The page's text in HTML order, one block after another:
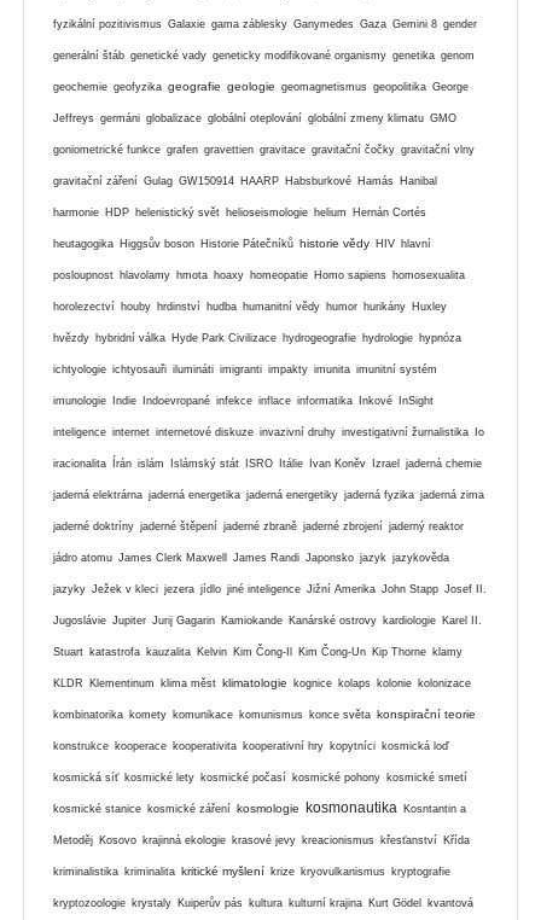
fyzikální pozitivismus Galaxie gama záblesky Ganymedes Gaza Gemini 8 gender
generální štáb genetické vady geneticky modifikované organismy genetika genom
geochemie geofyzika geografie geologie geomagnetismus geopolitika George
Jeffreys germáni globalizace globální oteplování globální zmeny klimatu GMO
goniometrické funkce grafen gravettien gravitace gravitační čočky gravitační vlny
gravitační záření Gulag GW150914 HAARP Habsburkové Hamás Hanibal
harmonie HDP helenistický svět helioseismologie helium Hernán Cortés
heutagogika Higgsův boson Historie Pátečníků historie vědy HIV hlavní
posloupnost hlavolamy hmota hoaxy homeopatie Homo sapiens homosexualita
horolezectví houby hrdinství hudba humanitní vědy humor hurikány Huxley
hvězdy hybridní válka Hyde Park Civilizace hydrogeografie hydrologie hypnóza
ichtyologie ichtyosauři ilumináti imigranti impakty imunita imunitní systém
imunologie Indie Indoevropané infekce inflace informatika Inkové InSight
inteligence internet internetové diskuze invazivní druhy investigativní žurnalistika Io
iracionalita Írán islám Islámský stát ISRO Itálie Ivan Koněv Izrael jaderná chemie
jaderná elektrárna jaderná energetika jaderná energetiky jaderná fyzika jaderná zima
jaderné doktríny jaderné štěpení jaderné zbraně jaderné zbrojení jaderný reaktor
jádro atomu James Clerk Maxwell James Randi Japonsko jazyk jazykověda
jazyky Ježek v kleci jezera jídlo jiné inteligence Jižní Amerika John Stapp Josef II.
Jugoslávie Jupiter Jurij Gagarin Kamiokande Kanárské ostrovy kardiologie Karel II.
Stuart katastrofa kauzalita Kelvin Kim Čong-Il Kim Čong-Un Kip Thorne klamy
KLDR Klementinum klima měst klimatologie kognice kolaps kolonie kolonizace
kombinatorika komety komunikace komunismus konce světa konspirační teorie
konstrukce kooperace kooperativita kooperativní hry kopytníci kosmická loď
kosmická síť kosmické lety kosmické počasí kosmické pohony kosmické smetí
kosmické stanice kosmické záření kosmologie kosmonautika Kosntantin a
Metoděj Kosovo krajinná ekologie krasové jevy kreacionismus křesťanství Křída
kriminalistika kriminalita kritické myšlení krize kryovulkanismus kryptografie
kryptozoologie krystaly Kuiperův pás kultura kulturní krajina Kurt Gödel kvantová